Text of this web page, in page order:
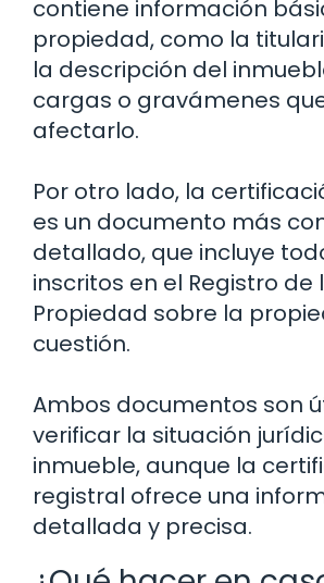
contiene información
propiedad, como la
la descripción del
cargas o gravámenes
afectarlo.
Por otro lado, la
es un documento más
detallado, que incluye
inscritos en el Registro de
Propiedad sobre la
cuestión.
Ambos documentos son
verificar la situación
inmueble, aunque la
registral ofrece una
detallada y precisa.